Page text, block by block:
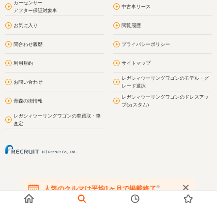
カーセンサー
アフター保証対象車
中古車リース
お気に入り 閲覧履歴
問合わせ履歴 プライバシーポリシー
利用規約 サイトマップ
お問い合わせ
レガシィツーリングワゴンのモデル・グ
レード選択
青森の街情報
レガシィツーリングワゴンのドレスアッ
プ(カスタム)
レガシィツーリングワゴンの車買取・車
査定
人気のクルマは平均1ヶ月で掲載終了※
在庫が無くなる前にお問い合わせください